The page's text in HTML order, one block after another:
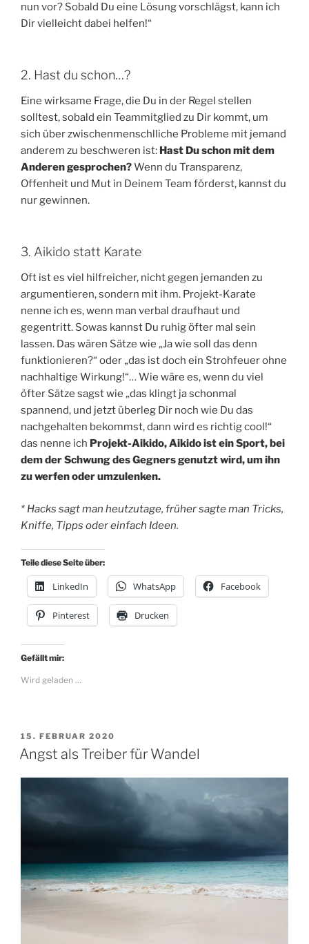
nun vor? Sobald Du eine Lösung vorschlägst, kann ich
Dir vielleicht dabei helfen!“
2. Hast du schon…?
Eine wirksame Frage, die Du in der Regel stellen
solltest, sobald ein Teammitglied zu Dir kommt, um
sich über zwischenmenschlliche Probleme mit jemand
anderem zu beschweren ist: Hast Du schon mit dem
Anderen gesprochen?Wenn du Transparenz,
Offenheit und Mut in Deinem Team förderst, kannst du
nur gewinnen.
3. Aikido statt Karate
Oft ist es viel hilfreicher, nicht gegen jemanden zu
argumentieren, sondern mit ihm. Projekt-Karate
nenne ich es, wenn man verbal draufhaut und
gegentritt. Sowas kannst Du ruhig öfter mal sein
lassen. Das wären Sätze wie „Ja wie soll das denn
funktionieren?“ oder „das ist doch ein Strohfeuer ohne
nachhaltige Wirkung!“… Wie wäre es, wenn du viel
öfter Sätze sagst wie „das klingt ja schonmal
spannend, und jetzt überleg Dir noch wie Du das
nachgehalten bekommst, dann wird es richtig cool!“
das nenne ich Projekt-Aikido, Aikido ist ein Sport, bei
dem der Schwung des Gegners genutzt wird, um ihn
zu werfen oder umzulenken.
* Hacks sagt man heutzutage, früher sagte man Tricks,
Kniffe, Tipps oder einfach Ideen.
Teile diese Seite über:
LinkedIn WhatsApp Facebook
Pinterest Drucken
Gefällt mir:
Wird geladen …
VERÖFFENTLICHT
AM
15. FEBRUAR 2020
Angst als Treiber für Wandel